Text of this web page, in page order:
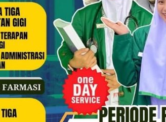
Klik Banner UNISMUH MAKASSAR